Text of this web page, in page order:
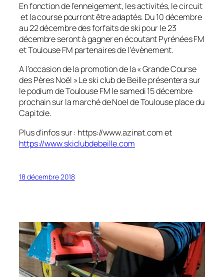
En fonction de l’enneigement, les activités, le circuit
et la course pourront être adaptés. Du 10 décembre
au 22 décembre des forfaits de ski pour le 23
décembre seront à gagner en écoutant Pyrénées FM
et Toulouse FM partenaires de l’évènement.
A l’occasion de la promotion de la «Grande Course
des Pères Noël » Le ski club de Beille présentera sur
le podium de Toulouse FM le samedi 15 décembre
prochain sur la marché de Noel de Toulouse place du
Capitole.
Plus d’infos sur : https://www.azinat.com et
https://www.skiclubdebeille.com
18 décembre 2018